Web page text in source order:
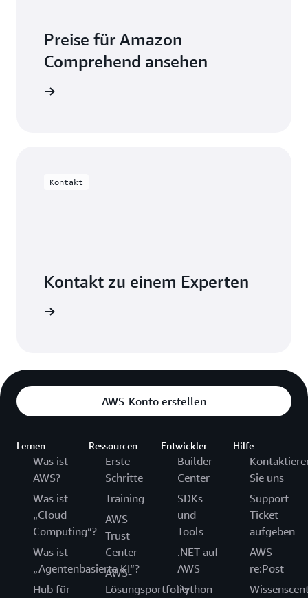
Preise für Amazon
Comprehend ansehen
Kontakt
Kontakt zu einem Experten
AWS-Konto erstellen
Lernen
Was ist
AWS?
Was ist
„Cloud
Computing“?
Was ist
„Agentenbasierte KI“?
Hub für
Ressourcen
Erste
Schritte
Training
AWS
Trust
Center
AWS-
Lösungsportfolio
Entwickler
Builder
Center
SDKs
und
Tools
.NET auf
AWS
Python
Hilfe
Sie uns
Support-
Ticket
aufgeben
AWS
re:Post